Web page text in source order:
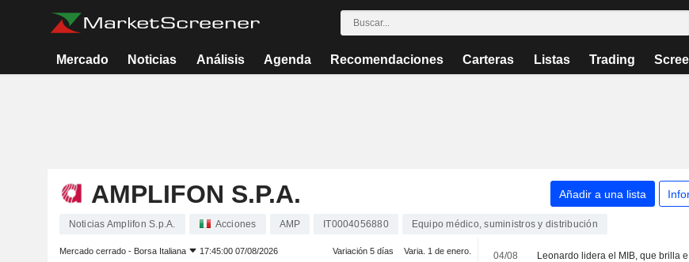
Mercado Noticias Análisis Agenda Recomendaciones Carteras Listas Trading
AMPLIFON S.P.A. Añadir a una lista
Noticias Amplifon S.p.A. Acciones AMP IT0004056880 Equipo médico, suministros y distribución
Mercado cerrado - Borsa Italiana 17:45:00 07/08/2026 Variación 5 días Varia. 1 de enero. 04/08